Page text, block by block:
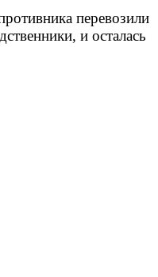
перевозили
и осталась